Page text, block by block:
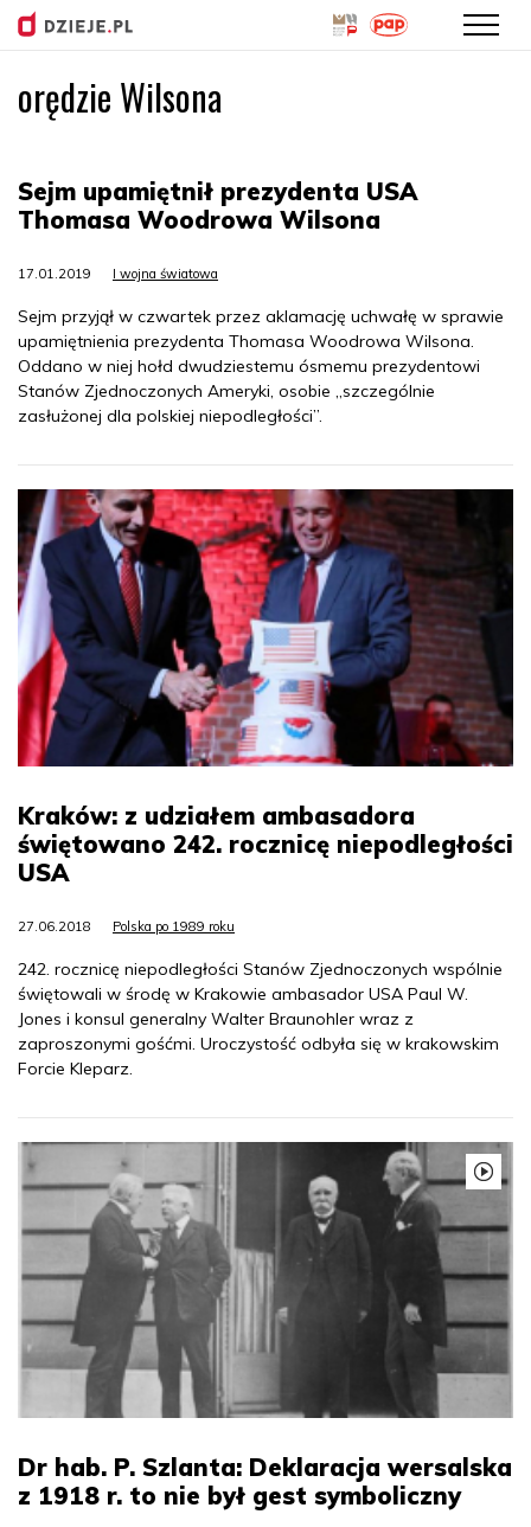
orędzie Wilsona
Sejm upamiętnił prezydenta USA
Thomasa Woodrowa Wilsona
17.01.2019 I wojna światowa
Sejm przyjął w czwartek przez aklamację uchwałę w sprawie
upamiętnienia prezydenta Thomasa Woodrowa Wilsona.
Oddano w niej hołd dwudziestemu ósmemu prezydentowi
Stanów Zjednoczonych Ameryki, osobie „szczególnie
zasłużonej dla polskiej niepodległości”.
Kraków: z udziałem ambasadora
świętowano 242. rocznicę niepodległości
USA
27.06.2018 Polska po 1989 roku
242. rocznicę niepodległości Stanów Zjednoczonych wspólnie
świętowali w środę w Krakowie ambasador USA Paul W.
Jones i konsul generalny Walter Braunohler wraz z
zaproszonymi gośćmi. Uroczystość odbyła się w krakowskim
Forcie Kleparz.
Dr hab. P. Szlanta: Deklaracja wersalska
z 1918 r. to nie był gest symboliczny